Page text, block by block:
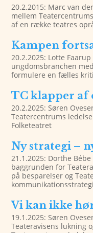
20.2.2015: Marc van
mellem
af en række teatres
Kampen
20.2.2025: Lotte
ungdomsbranchen
formulere en fælles
TC klapper af
20.2.2025: Søren
Teatercentrums
Folketeatret
Ny strategi –
21.1.2025: Dorthe
baggrunden for
på besparelser og
Vi kan ikke
19.1.2025: Søren
Teateravisens lukning